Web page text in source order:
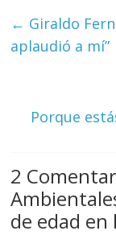
← Giraldo
aplaudió a mí”
Porque
2
de edad en